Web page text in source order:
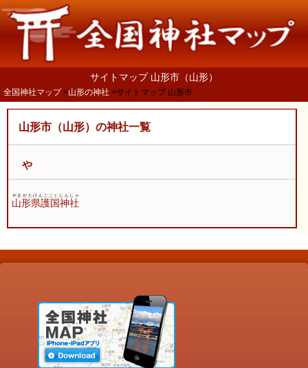
サイトマップ 山形市（山形）
全国神社マップ 山形の神社 サイトマップ 山形市
山形市（山形）の神社一覧
や
山形県護国神社
やまがたけんごこくじんじゃ